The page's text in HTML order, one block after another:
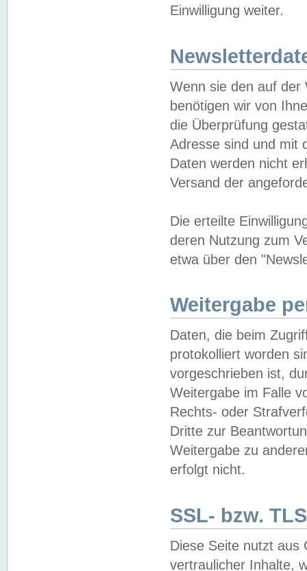
Einwilligung weiter.
Wenn sie den auf der
benötigen wir von
die Überprüfung
Adresse sind und mit
Daten werden nicht
Versand der
Die erteilte
deren Nutzung zum
etwa über den
Weitergabe
Daten, die beim
protokolliert worden
vorgeschrieben ist,
Weitergabe im Falle
Rechts- oder
Dritte zur
Weitergabe zu
erfolgt nicht.
SSL- bzw.
Diese Seite nutzt aus
vertraulicher Inhalte,